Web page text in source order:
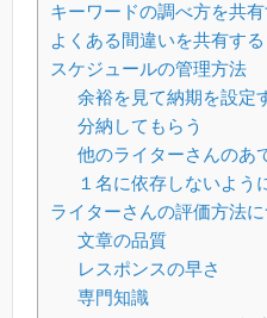
キーワードの調べ方を共有
よくある間違いを共有する
スケジュールの管理方法
余裕を見て納期を設定
分納してもらう
他のライターさんのあ
１名に依存しないよう
ライターさんの評価方法
文章の品質
レスポンスの早さ
専門知識